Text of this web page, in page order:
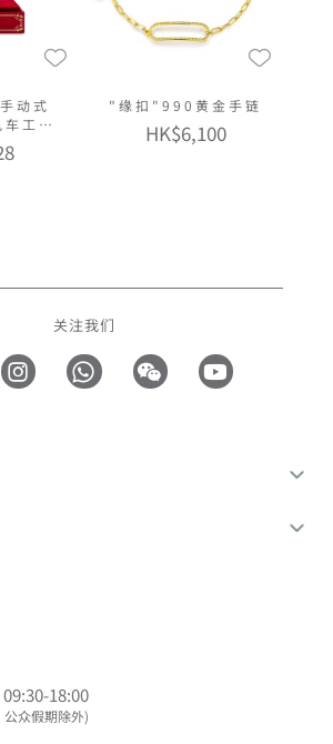
动式
工艺
"缘扣"990黄金手链
HK$6,100
关注我们
18:00
众假期除外)